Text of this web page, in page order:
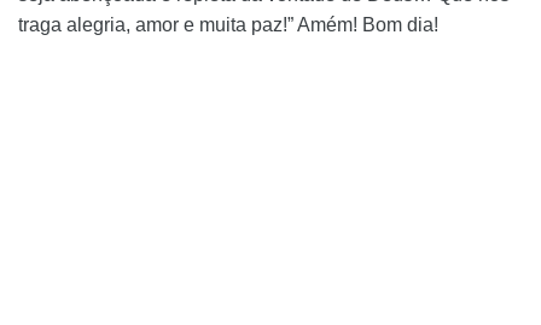
traga alegria, amor e muita paz!” Amém! Bom dia!